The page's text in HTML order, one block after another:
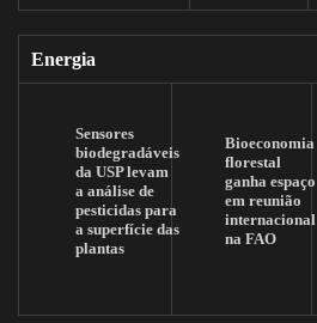
Energia
Sensores
biodegradáveis
da USP levam
a análise de
pesticidas para
a superfície das
plantas
Bioeconomia
florestal
ganha espaço
em reunião
internacional
na FAO